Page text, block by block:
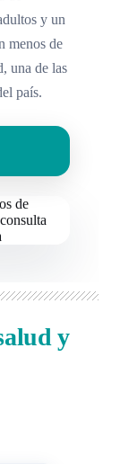
y un
menos de
una de las
país.
y